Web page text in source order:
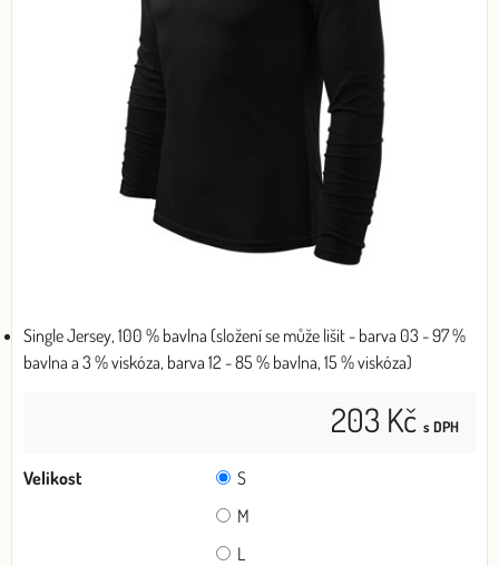
Single Jersey, 100 % bavlna (složení se může lišit - barva 03 - 97 %
bavlna a 3 % viskóza, barva 12 - 85 % bavlna, 15 % viskóza)
203 Kč s DPH
Velikost
S
M
L